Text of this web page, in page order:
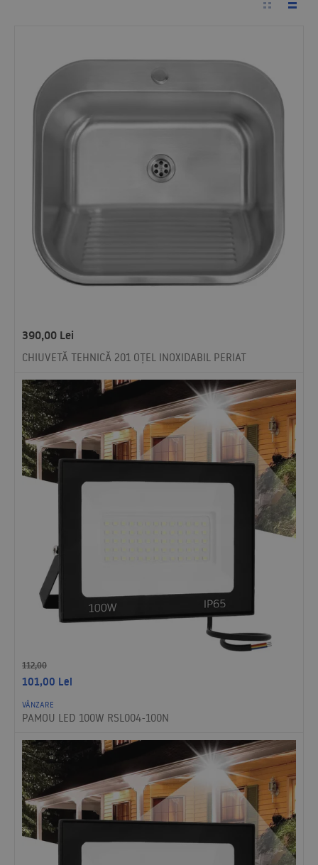
390,00 Lei
CHIUVETĂ TEHNICĂ 201 OȚEL INOXIDABIL PERIAT
112,00
101,00 Lei
VÂNZARE
PAMOU LED 100W RSL004-100N